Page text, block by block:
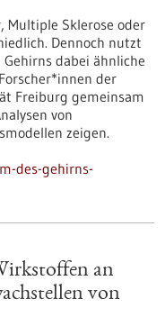
Multiple Sklerose oder
Dennoch nutzt
dabei ähnliche
der
Freiburg gemeinsam
von
zeigen.
des-gehirns-
an
von